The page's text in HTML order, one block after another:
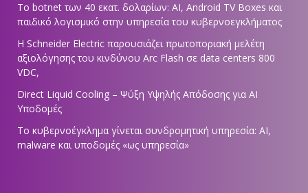
Το botnet των 40 εκατ. δολαρίων: AI, Android TV Boxes και
παιδικό λογισμικό στην υπηρεσία του κυβερνοεγκλήματος
Η Schneider Electric παρουσιάζει πρωτοποριακή μελέτη
αξιολόγησης του κινδύνου Arc Flash σε data centers 800
VDC,
Direct Liquid Cooling – Ψύξη Υψηλής Απόδοσης για AI
Υποδομές
Το κυβερνοέγκλημα γίνεται συνδρομητική υπηρεσία: AI,
malware και υποδομές «ως υπηρεσία»